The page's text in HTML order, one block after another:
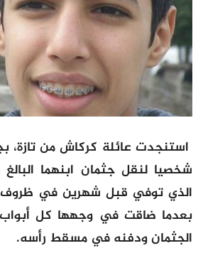
استنجدت عائلة كركاش من تازة،
الذي توفي قبل شهرين في
بعدما ضاقت في وجهها كل
الجثمان ودفنه في مسقط رأسه.